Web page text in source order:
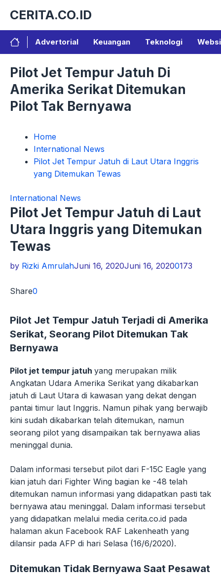
isi
CERITA.CO.ID
Advertorial Keuangan Teknologi
Pilot Jet Tempur Jatuh Di
Amerika Serikat Ditemukan
Pilot Tak Bernyawa
Home
International News
Pilot Jet Tempur Jatuh di Laut Utara Inggris
yang Ditemukan Tewas
International News
Pilot Jet Tempur Jatuh di Laut
Utara Inggris yang Ditemukan
Tewas
by Rizki AmrulahJuni 16, 2020Juni 16, 20200173
Share0
Pilot Jet Tempur Jatuh Terjadi di Amerika
Serikat, Seorang Pilot Ditemukan Tak
Bernyawa
Pilot jet tempur jatuh yang merupakan milik
Angkatan Udara Amerika Serikat yang dikabarkan
jatuh di Laut Utara di kawasan yang dekat dengan
pantai timur laut Inggris. Namun pihak yang berwajib
kini sudah dikabarkan telah ditemukan, namun
seorang pilot yang disampaikan tak bernyawa alias
meninggal dunia.
Dalam informasi tersebut pilot dari F-15C Eagle yang
kian jatuh dari Fighter Wing bagian ke -48 telah
ditemukan namun informasi yang didapatkan pasti tak
bernyawa atau meninggal. Dalam informasi tersebut
yang didapatkan melalui media cerita.co.id pada
halaman akun Facebook RAF Lakenheath yang
dilansir pada AFP di hari Selasa (16/6/2020).
Ditemukan Tidak Bernyawa Saat Pesawat